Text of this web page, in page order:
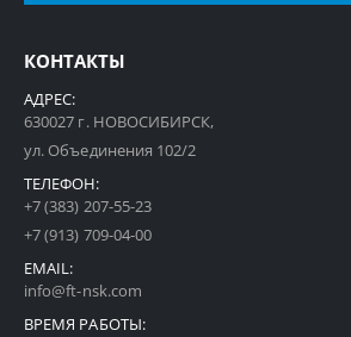
КОНТАКТЫ
АДРЕС:
630027 г. НОВОСИБИРСК,
ул. Объединения 102/2
ТЕЛЕФОН:
+7 (383) 207-55-23
+7 (913) 709-04-00
EMAIL:
info@ft-nsk.com
ВРЕМЯ РАБОТЫ: